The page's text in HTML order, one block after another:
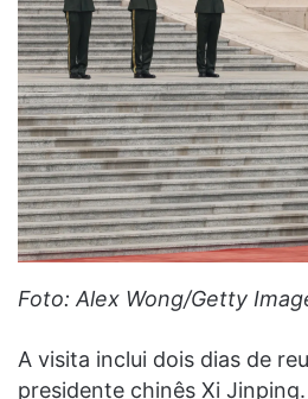
Foto: Alex Wong/Getty
A visita inclui dois dias de
presidente chinês Xi Jinping.